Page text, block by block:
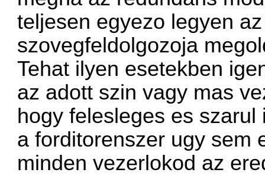
teljesen egyezo legyen
szovegfeldolgozoja
Tehat ilyen esetekben
az adott szin vagy mas
hogy felesleges es
a forditorenszer ugy sem
minden vezerlokod az